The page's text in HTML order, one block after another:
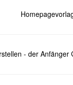
- der Anfänger